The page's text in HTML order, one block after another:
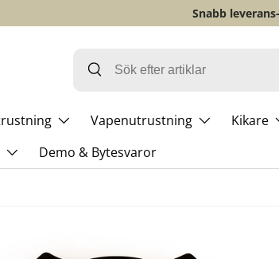
Snabb
Vapenutrustning Kikare
Demo & Bytesvaror